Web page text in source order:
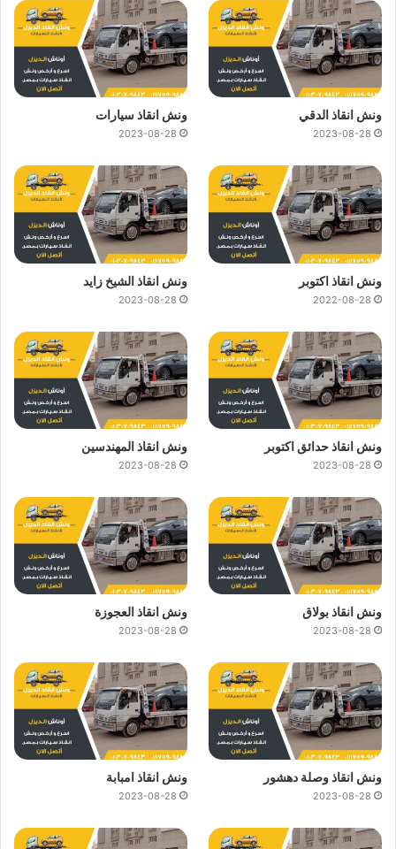
ونش انقاذ الدقي
2023-08-28
ونش انقاذ سيارات
2023-08-28
ونش انقاذ اكتوبر
2022-08-28
ونش انقاذ الشيخ زايد
2023-08-28
ونش انقاذ حدائق اكتوبر
2023-08-28
ونش انقاذ المهندسين
2023-08-28
ونش انقاذ بولاق
2023-08-28
ونش انقاذ العجوزة
2023-08-28
ونش انقاذ وصلة دهشور
2023-08-28
ونش انقاذ امبابة
2023-08-28